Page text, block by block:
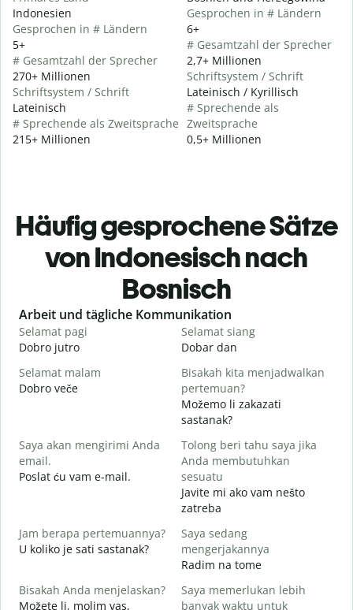
Indonesien
Gesprochen in # Ländern
5+
# Gesamtzahl der Sprecher
270+ Millionen
Schriftsystem / Schrift
Lateinisch
# Sprechende als Zweitsprache
215+ Millionen
Gesprochen in # Ländern
6+
# Gesamtzahl der Sprecher
2,7+ Millionen
Schriftsystem / Schrift
Lateinisch / Kyrillisch
# Sprechende als
Zweitsprache
0,5+ Millionen
Häufig gesprochene Sätze
von Indonesisch nach
Bosnisch
Slide 1 of 6
Arbeit und tägliche Kommunikation
Selamat pagi
Dobro jutro
Selamat siang
Dobar dan
Selamat malam
Dobro veče
Bisakah kita menjadwalkan
pertemuan?
Možemo li zakazati
sastanak?
Saya akan mengirimi Anda
email.
Poslat ću vam e-mail.
Tolong beri tahu saya jika
Anda membutuhkan
sesuatu
Javite mi ako vam nešto
zatreba
Jam berapa pertemuannya?
U koliko je sati sastanak?
Saya sedang
mengerjakannya
Radim na tome
Bisakah Anda menjelaskan?
Možete li, molim vas,
Saya memerlukan lebih
banyak waktu untuk